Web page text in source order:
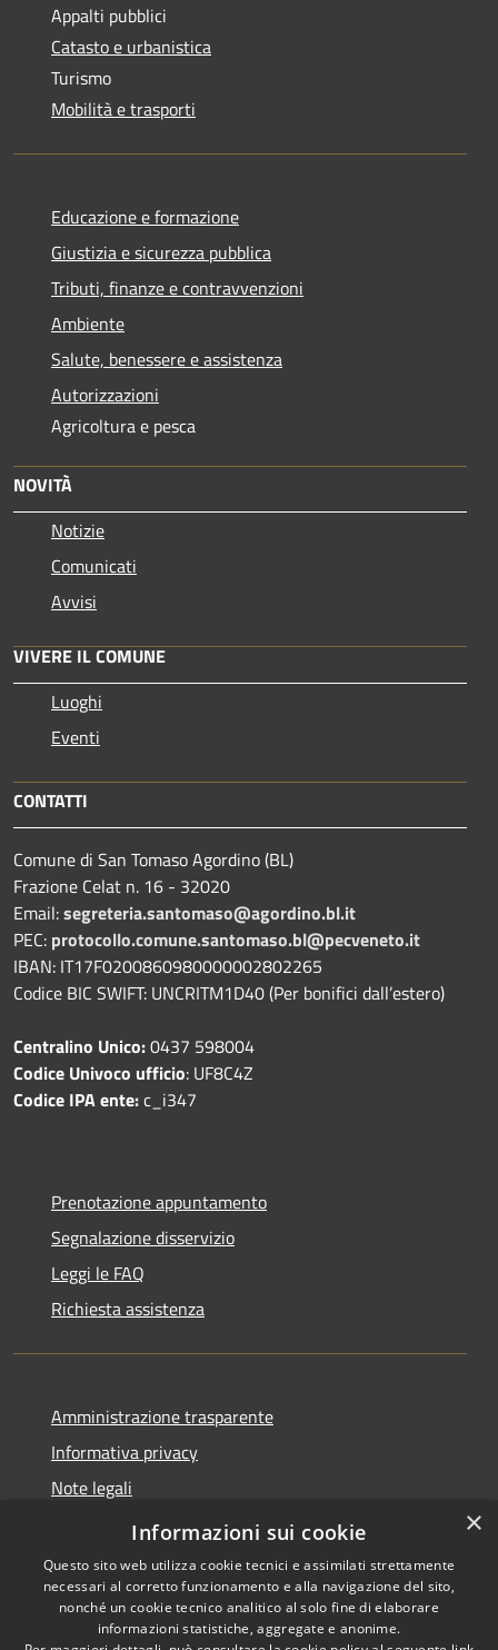
Appalti pubblici
Catasto e urbanistica
Turismo
Mobilità e trasporti
Educazione e formazione
Giustizia e sicurezza pubblica
Tributi, finanze e contravvenzioni
Ambiente
Salute, benessere e assistenza
Autorizzazioni
Agricoltura e pesca
NOVITÀ
Notizie
Comunicati
Avvisi
VIVERE IL COMUNE
Luoghi
Eventi
CONTATTI
Comune di San Tomaso Agordino (BL)
Frazione Celat n. 16 - 32020
Email:segreteria.santomaso@agordino.bl.it
PEC: protocollo.comune.santomaso.bl@pecveneto.it
IBAN: IT17F0200860980000002802265
Codice BIC SWIFT: UNCRITM1D40 (Per bonifici dall’estero)
Centralino Unico:0437 598004
Codice Univoco ufficio: UF8C4Z
Codice IPA ente:c_i347
Prenotazione appuntamento
Segnalazione disservizio
Leggi le FAQ
Richiesta assistenza
Amministrazione trasparente
Informativa privacy
Note legali
Dichiarazione di accessibilità
Copyright © 2026 • Comune di
×
Informazioni sui cookie
Questo sito web utilizza cookie tecnici e assimilati strettamente
necessari al corretto funzionamento e alla navigazione del sito,
nonché un cookie tecnico analitico al solo fine di elaborare
informazioni statistiche, aggregate e anonime.